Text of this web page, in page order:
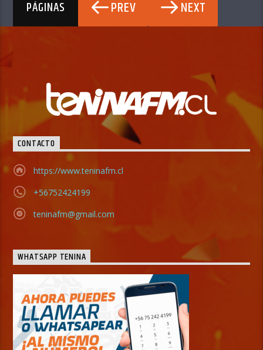
PÁGINAS PREV NEXT
CONTACTO
https://www.teninafm.cl
+56752424199
teninafm@gmail.com
WHATSAPP TENINA